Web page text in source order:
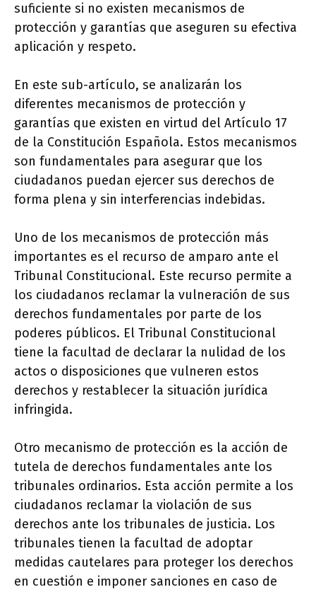
suficiente si no existen mecanismos de
protección y garantías que aseguren su efectiva
aplicación y respeto.
En este sub-artículo, se analizarán los
diferentes mecanismos de protección y
garantías que existen en virtud del Artículo 17
de la Constitución Española. Estos mecanismos
son fundamentales para asegurar que los
ciudadanos puedan ejercer sus derechos de
forma plena y sin interferencias indebidas.
Uno de los mecanismos de protección más
importantes es el recurso de amparo ante el
Tribunal Constitucional. Este recurso permite a
los ciudadanos reclamar la vulneración de sus
derechos fundamentales por parte de los
poderes públicos. El Tribunal Constitucional
tiene la facultad de declarar la nulidad de los
actos o disposiciones que vulneren estos
derechos y restablecer la situación jurídica
infringida.
Otro mecanismo de protección es la acción de
tutela de derechos fundamentales ante los
tribunales ordinarios. Esta acción permite a los
ciudadanos reclamar la violación de sus
derechos ante los tribunales de justicia. Los
tribunales tienen la facultad de adoptar
medidas cautelares para proteger los derechos
en cuestión e imponer sanciones en caso de